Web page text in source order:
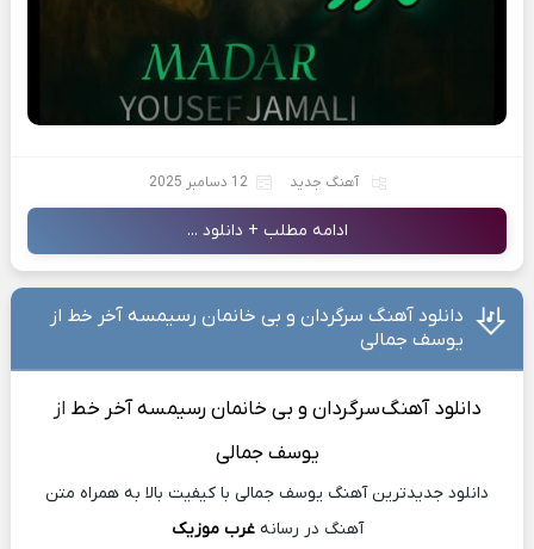
آهنگ جدید 12 دسامبر 2025
ادامه مطلب + دانلود ...
دانلود آهنگ سرگردان و بی خانمان رسیمسه آخر خط از
یوسف جمالی
دانلود آهنگسرگردان و بی خانمان رسیمسه آخر خط از
یوسف جمالی
دانلود جدیدترین آهنگ یوسف جمالی با کیفیت بالا به همراه متن
آهنگ در رسانهغرب موزیک